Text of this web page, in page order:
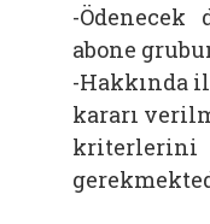
-Ödenecek
abone
-Hakkında
kararı